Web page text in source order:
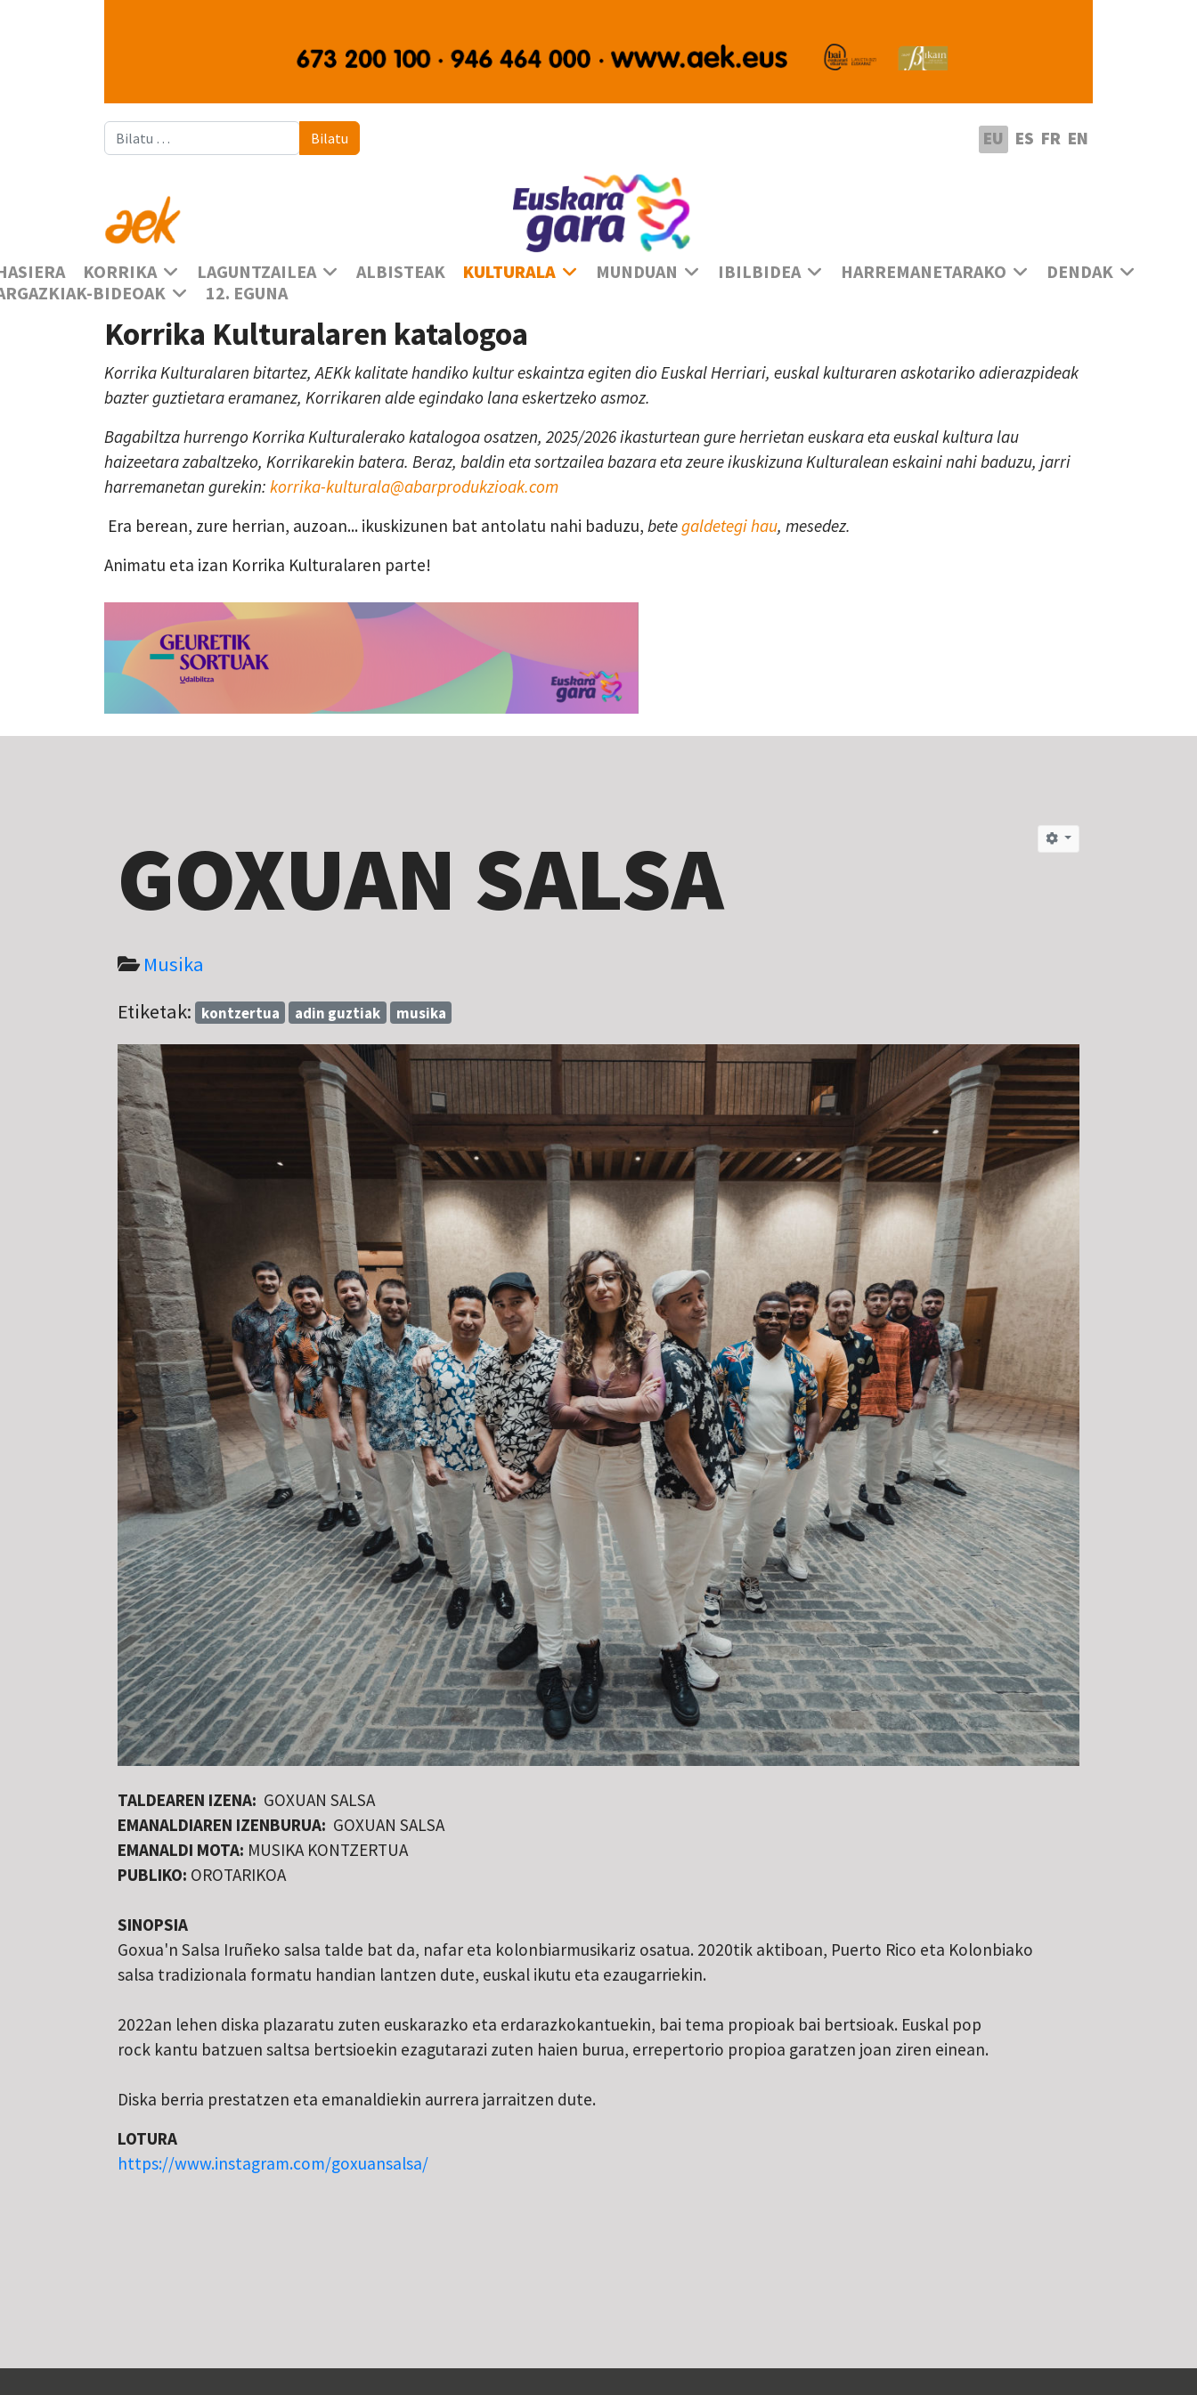
Bilatu Bilatu EU ES FR EN
KORRIKA LAGUNTZAILEA ALBISTEAK KULTURALA MUNDUAN IBILBIDEA HARREMANETARAKO
DENDAK
BIDEOAK
12. EGUNA
Korrika Kulturalaren katalogoa
Korrika Kulturalaren bitartez, AEKk kalitate handiko kultur eskaintza egiten dio Euskal Herriari, euskal kulturaren askotariko adierazpideak
bazter guztietara eramanez, Korrikaren alde egindako lana eskertzeko asmoz.
Bagabiltza hurrengo Korrika Kulturalerako katalogoa osatzen, 2025/2026 ikasturtean gure herrietan euskara eta euskal kultura lau
haizeetara zabaltzeko, Korrikarekin batera. Beraz, baldin eta sortzailea bazara eta zeure ikuskizuna Kulturalean eskaini nahi baduzu, jarri
harremanetan gurekin: korrika-kulturala@abarprodukzioak.com
Era berean, zure herrian, auzoan... ikuskizunen bat antolatu nahi baduzu, betegaldetegi hau, mesedez.
Animatu eta izan Korrika Kulturalaren parte!
GOXUAN SALSA
Musika
Etiketak: kontzertua adin guztiak musika
TALDEAREN IZENA: GOXUAN SALSA
EMANALDIAREN IZENBURUA: GOXUAN SALSA
EMANALDI MOTA: MUSIKA KONTZERTUA
PUBLIKO: OROTARIKOA
SINOPSIA
Goxua'n Salsa Iruñeko salsa talde bat da, nafar eta kolonbiarmusikariz osatua. 2020tik aktiboan, Puerto Rico eta Kolonbiako
salsa tradizionala formatu handian lantzen dute, euskal ikutu eta ezaugarriekin.
2022an lehen diska plazaratu zuten euskarazko eta erdarazkokantuekin, bai tema propioak bai bertsioak. Euskal pop
rock kantu batzuen saltsa bertsioekin ezagutarazi zuten haien burua, errepertorio propioa garatzen joan ziren einean.
Diska berria prestatzen eta emanaldiekin aurrera jarraitzen dute.
LOTURA
https://www.instagram.com/goxuansalsa/